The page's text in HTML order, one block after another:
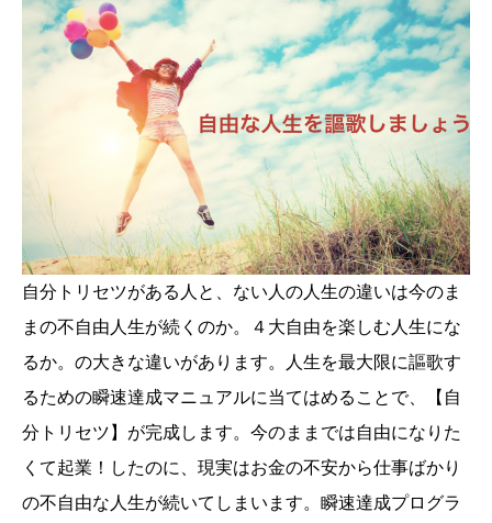
自分トリセツがある人と、ない人の人生の違いは今のま
まの不自由人生が続くのか。４大自由を楽しむ人生にな
るか。の大きな違いがあります。人生を最大限に謳歌す
るための瞬速達成マニュアルに当てはめることで、【自
分トリセツ】が完成します。今のままでは自由になりた
くて起業！したのに、現実はお金の不安から仕事ばかり
の不自由な人生が続いてしまいます。瞬速達成プログラ